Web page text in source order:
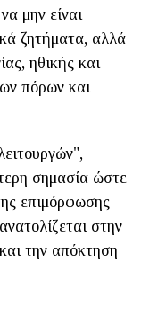
μην είναι
ζητήματα, αλλά
ηθικής και
πόρων και
σημασία ώστε
επιμόρφωσης
στην
την απόκτηση